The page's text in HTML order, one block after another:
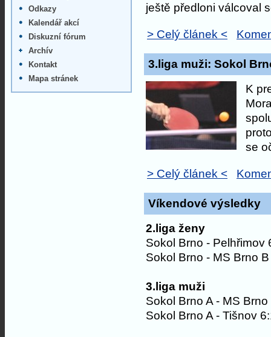
ještě předloni válcoval
> Celý článek <
3.liga muži: Sokol
K
se
> Celý článek <
Víkendové výsledky
2.liga ženy
Sokol Brno - Pelhřimov
Sokol Brno - MS Brno
3.liga muži
Sokol Brno A - MS
Sokol Brno A - Tišnov
Odkazy
Kalendář akcí
Diskuzní fórum
Archív
Kontakt
Mapa stránek